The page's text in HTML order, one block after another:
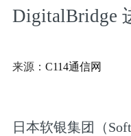
DigitalBridge
来源： C114通信网
日本软银集团（